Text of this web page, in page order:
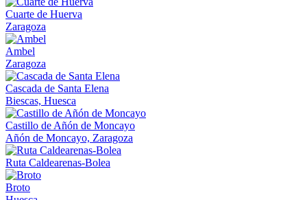
Cuarte de Huerva
Zaragoza
Ambel
Zaragoza
Cascada de Santa Elena
Biescas, Huesca
Castillo de Añón de Moncayo
Añón de Moncayo, Zaragoza
Ruta Caldearenas-Bolea
Broto